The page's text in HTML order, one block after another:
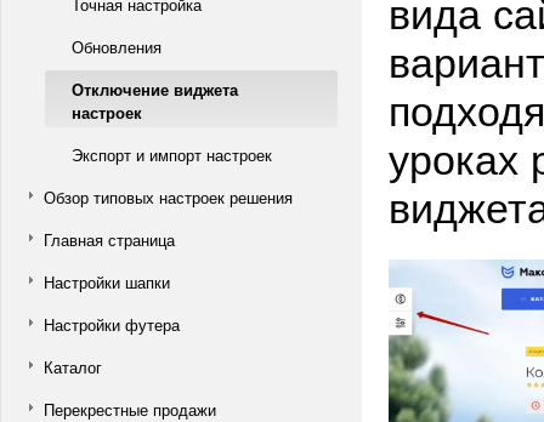
Обновления
Отключение виджета
настроек
Экспорт и импорт настроек
Обзор типовых настроек решения
Главная страница
Настройки шапки
Настройки футера
Каталог
Перекрестные продажи
уроках